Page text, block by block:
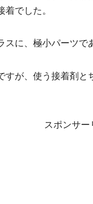
でした。
に、極小パーツで
すが、使う接着剤
スポンサー